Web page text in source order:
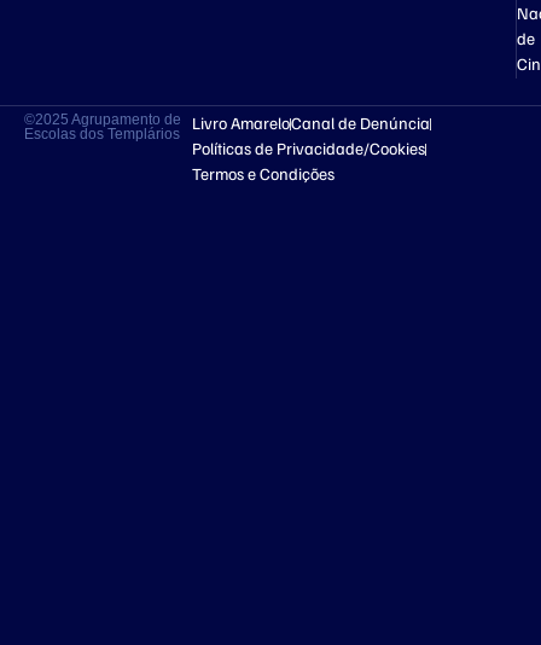
de
©2025 Agrupamento de
Escolas dos Templários
Livro AmareloCanal de Denúncia
Políticas de Privacidade/Cookies
Termos e Condições